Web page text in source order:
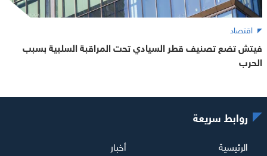
اقتصاد
فيتش تضع تصنيف قطر السيادي تحت المراقبة السلبية بسبب
الحرب
روابط سريعة
الرئيسية أخبار